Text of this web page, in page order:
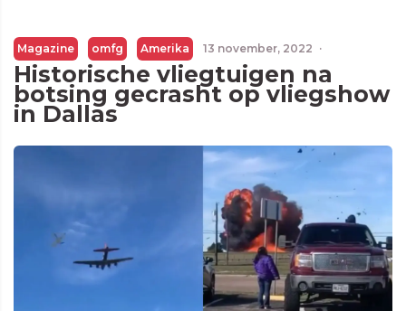
Magazine omfg Amerika 13 november, 2022 ·
Historische vliegtuigen na
botsing gecrasht op vliegshow
in Dallas